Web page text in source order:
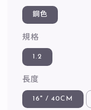
鋼色
規格
1.2
長度
16" / 40CM